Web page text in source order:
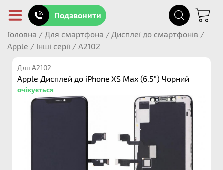
Подзвонити
Головна / Для смартфона / Дисплеї до смартфонів /
Apple / Інші серії / A2102
Для A2102
Apple Дисплей до iPhone XS Max (6.5") Чорний
очікується